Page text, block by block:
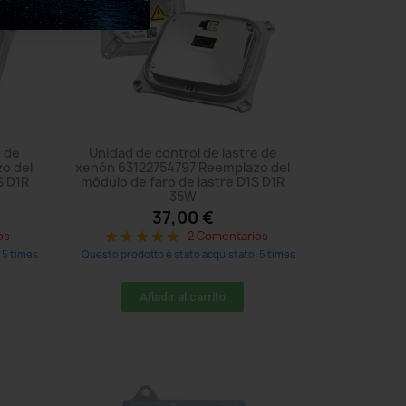
de
del
times
Unidad de control de lastre de
xenón 63122754797 Reemplazo del
módulo de faro de lastre D1S D1R
35W
37,00 €
star star star star star 2 Comentarios
Questo prodotto è stato acquistato: 5 times
Añadir al carrito